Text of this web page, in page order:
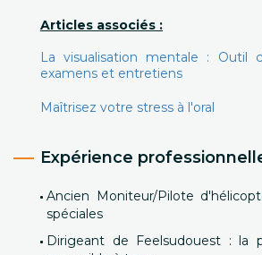
Articles associés :
La visualisation mentale : Outil
examens et entretiens
Maîtrisez votre stress à l'oral
Expérience
Ancien Moniteur/Pilote
spéciales
Dirigeant de Feelsudouest : la